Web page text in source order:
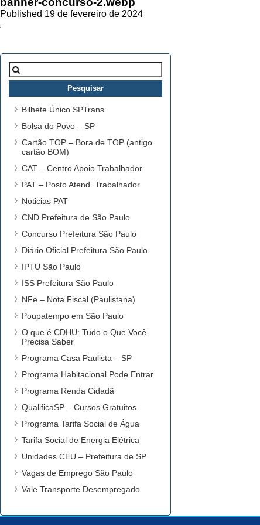
Published 19 de fevereiro de 2024
Pesquisar
por:
Bilhete Único SPTrans
Bolsa do Povo – SP
Cartão TOP – Bora de TOP (antigo
cartão BOM)
CAT – Centro Apoio Trabalhador
PAT – Posto Atend. Trabalhador
Noticias PAT
CND Prefeitura de São Paulo
Concurso Prefeitura São Paulo
Diário Oficial Prefeitura São Paulo
IPTU São Paulo
ISS Prefeitura São Paulo
NFe – Nota Fiscal (Paulistana)
Poupatempo em São Paulo
O que é CDHU: Tudo o Que Você
Precisa Saber
Programa Casa Paulista – SP
Programa Habitacional Pode Entrar
Programa Renda Cidadã
QualificaSP – Cursos Gratuitos
Programa Tarifa Social de Água
Tarifa Social de Energia Elétrica
Unidades CEU – Prefeitura de SP
Vagas de Emprego São Paulo
Vale Transporte Desempregado